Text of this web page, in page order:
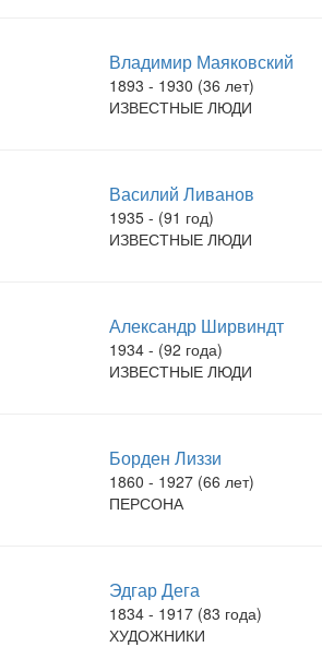
Владимир Маяковский
1893 - 1930 (36 лет)
ИЗВЕСТНЫЕ ЛЮДИ
Василий Ливанов
1935 - (91 год)
ИЗВЕСТНЫЕ ЛЮДИ
Александр Ширвиндт
1934 - (92 года)
ИЗВЕСТНЫЕ ЛЮДИ
Борден Лиззи
1860 - 1927 (66 лет)
ПЕРСОНА
Эдгар Дега
1834 - 1917 (83 года)
ХУДОЖНИКИ